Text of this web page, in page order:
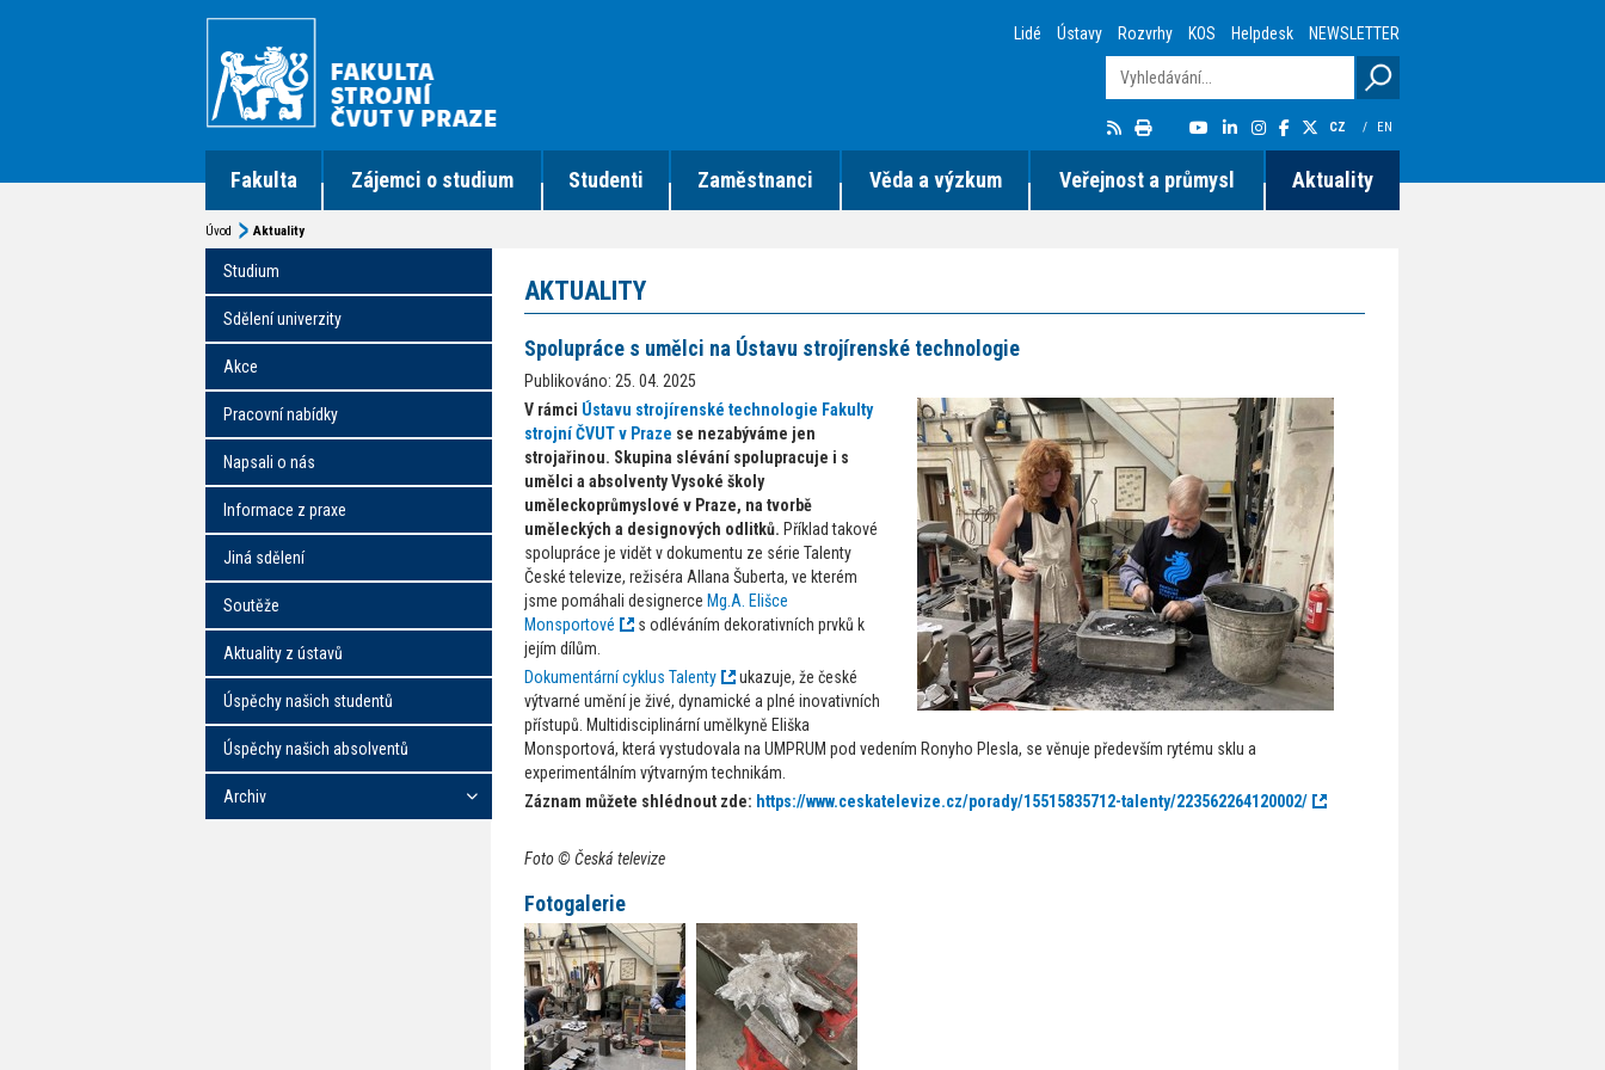
Fakulta Zájemci o studium Studenti Zaměstnanci Věda a výzkum Veřejnost a průmysl Aktuality
Lidé Ústavy Rozvrhy KOS Helpdesk NEWSLETTER
CZ / EN
Úvod Aktuality
Studium
Sdělení univerzity
Akce
Pracovní nabídky
Napsali o nás
Informace z praxe
Jiná sdělení
Soutěže
Aktuality z ústavů
Úspěchy našich studentů
Úspěchy našich absolventů
Archiv
AKTUALITY
Spolupráce s umělci na Ústavu strojírenské technologie
Publikováno: 25. 04. 2025
V rámci Ústavu strojírenské technologie Fakulty
strojní ČVUT v Praze se nezabýváme jen
strojařinou. Skupina slévání spolupracuje i s
umělci a absolventy Vysoké školy
uměleckoprůmyslové v Praze, na tvorbě
uměleckých a designových odlitků. Příklad takové
spolupráce je vidět v dokumentu ze série Talenty
České televize, režiséra Allana Šuberta, ve kterém
jsme pomáhali designerce Mg.A. Elišce
Monsportové
s odléváním dekorativních prvků k
jejím dílům.
Dokumentární cyklus Talenty
ukazuje, že české
výtvarné umění je živé, dynamické a plné inovativních
přístupů. Multidisciplinární umělkyně Eliška
Monsportová, která vystudovala na UMPRUM pod vedením Ronyho Plesla, se věnuje především rytému sklu a
experimentálním výtvarným technikám.
Záznam můžete shlédnout zde: https://www.ceskatelevize.cz/porady/15515835712-talenty/223562264120002/
Foto © Česká televize
Fotogalerie